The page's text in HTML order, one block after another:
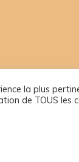
la plus
de TOUS les